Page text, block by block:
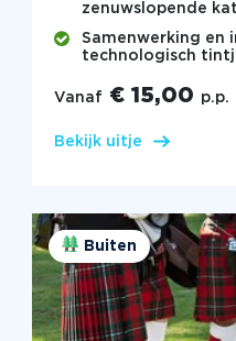
zenuwslopende
Samenwerking en
technologisch
Vanaf € 15,00 p.p.
Bekijk uitje
Buiten